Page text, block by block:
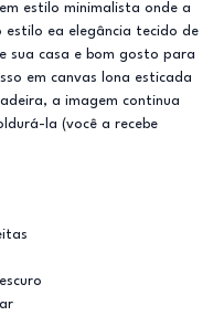
estilo minimalista onde a
ea elegância tecido de
sua casa e bom gosto para
em canvas lona esticada
a imagem continua
la (você a recebe